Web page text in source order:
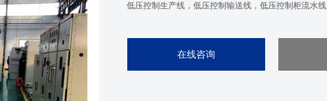
低压控制生产线，低压控制输送线，低压控制柜流水线
在线咨询